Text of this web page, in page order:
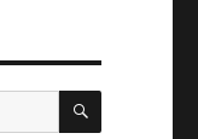
SEARCH